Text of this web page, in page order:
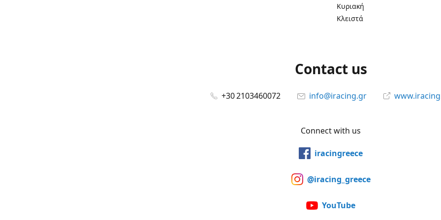
Κυριακή
Κλειστά
Contact us
+30 2103460072 info@iracing.gr
Connect with us
iracingreece
@iracing_greece
YouTube